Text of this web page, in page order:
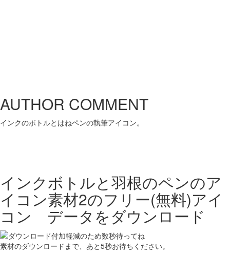
AUTHOR COMMENT
インクのボトルとはねペンの執筆アイコン。
インクボトルと羽根のペンのア
イコン素材2のフリー(無料)アイ
コン データをダウンロード
素材のダウンロードまで、あと5秒お待ちください。